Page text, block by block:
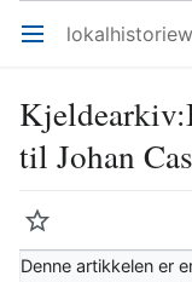
Åpne hovedmenyen
Kjeldearkiv:
til Johan
Overvåk
Denne artikkelen er